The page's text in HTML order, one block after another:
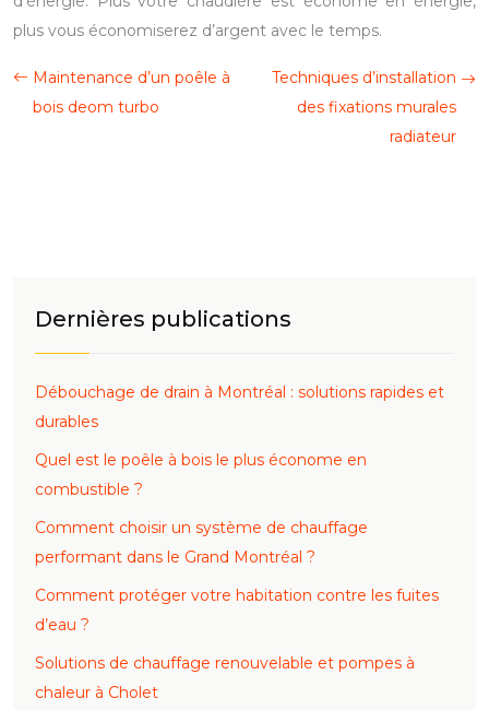
plus vous économiserez d’argent avec le temps.
Maintenance d’un poêle à
bois deom turbo
Techniques d’installation
des fixations murales
radiateur
Dernières publications
Débouchage de drain à Montréal : solutions rapides et
durables
Quel est le poêle à bois le plus économe en
combustible ?
Comment choisir un système de chauffage
performant dans le Grand Montréal ?
Comment protéger votre habitation contre les fuites
d’eau ?
Solutions de chauffage renouvelable et pompes à
chaleur à Cholet